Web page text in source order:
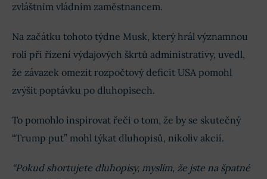
zvláštním vládním zaměstnancem.
Na začátku tohoto týdne Musk, který hrál významnou
roli při řízení výdajových škrtů administrativy, uvedl,
že závazek omezit rozpočtový deficit USA pomohl
zvýšit poptávku po dluhopisech.
To pomohlo inspirovat řeči o tom, že by se skutečný
“Trump put” mohl týkat dluhopisů, nikoliv akcií.
“Pokud shortujete dluhopisy, myslím, že jste na špatné